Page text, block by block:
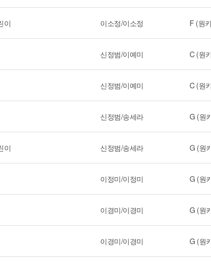
이 이소정/이소정 F (원
신정범/이예미 C (원
신정범/이예미 C (원
신정범/송세라 G (원
이 신정범/송세라 G (원
이정미/이정미 G (원
이경미/이경미 G (원
이경미/이경미 G (원